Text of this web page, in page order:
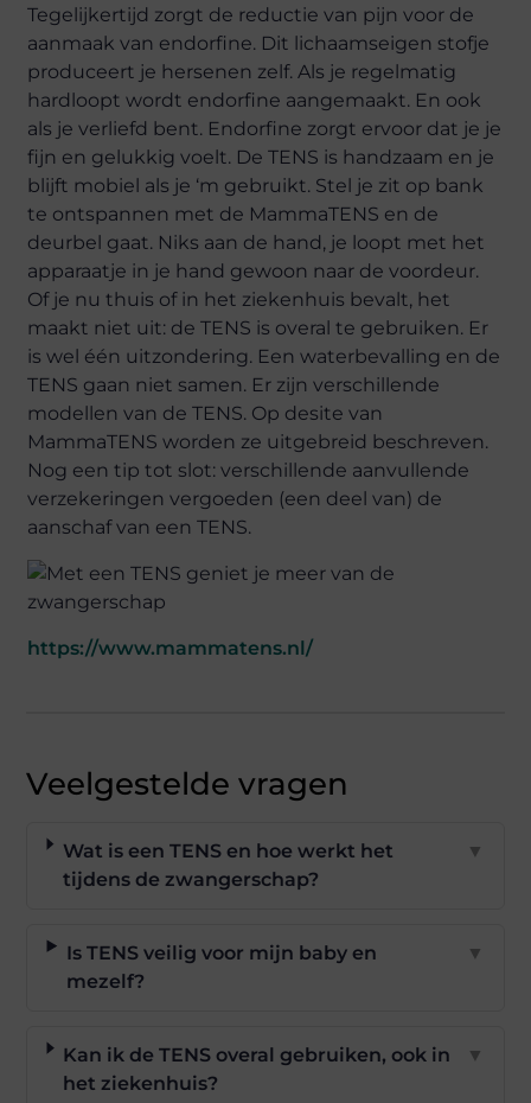
Tegelijkertijd zorgt de reductie van pijn voor de
aanmaak van endorfine. Dit lichaamseigen stofje
produceert je hersenen zelf. Als je regelmatig
hardloopt wordt endorfine aangemaakt. En ook
als je verliefd bent. Endorfine zorgt ervoor dat je je
fijn en gelukkig voelt. De TENS is handzaam en je
blijft mobiel als je ‘m gebruikt. Stel je zit op bank
te ontspannen met de MammaTENS en de
deurbel gaat. Niks aan de hand, je loopt met het
apparaatje in je hand gewoon naar de voordeur.
Of je nu thuis of in het ziekenhuis bevalt, het
maakt niet uit: de TENS is overal te gebruiken. Er
is wel één uitzondering. Een waterbevalling en de
TENS gaan niet samen. Er zijn verschillende
modellen van de TENS. Op desite van
MammaTENS worden ze uitgebreid beschreven.
Nog een tip tot slot: verschillende aanvullende
verzekeringen vergoeden (een deel van) de
aanschaf van een TENS.
https://www.mammatens.nl/
Veelgestelde vragen
Wat is een TENS en hoe werkt het
tijdens de zwangerschap?
▼
Is TENS veilig voor mijn baby en
mezelf?
▼
Kan ik de TENS overal gebruiken, ook in
het ziekenhuis?
▼